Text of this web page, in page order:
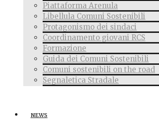
Piattaforma Arenula
Libellula Comuni Sostenibili
Protagonismo dei sindaci
Coordinamento giovani RCS
Formazione
Guida dei Comuni Sostenibili
Comuni sostenibili on the road
Segnaletica Stradale
NEWS